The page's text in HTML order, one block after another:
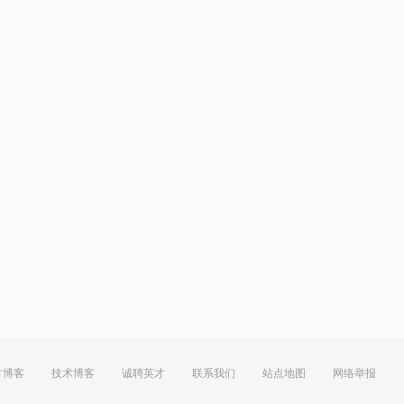
博客 技术博客 诚聘英才 联系我们 站点地图 网络举报